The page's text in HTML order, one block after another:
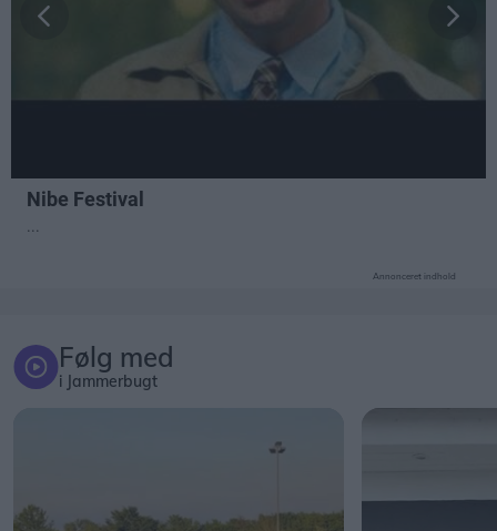
Annonceret indhold
Følg med
i Jammerbugt